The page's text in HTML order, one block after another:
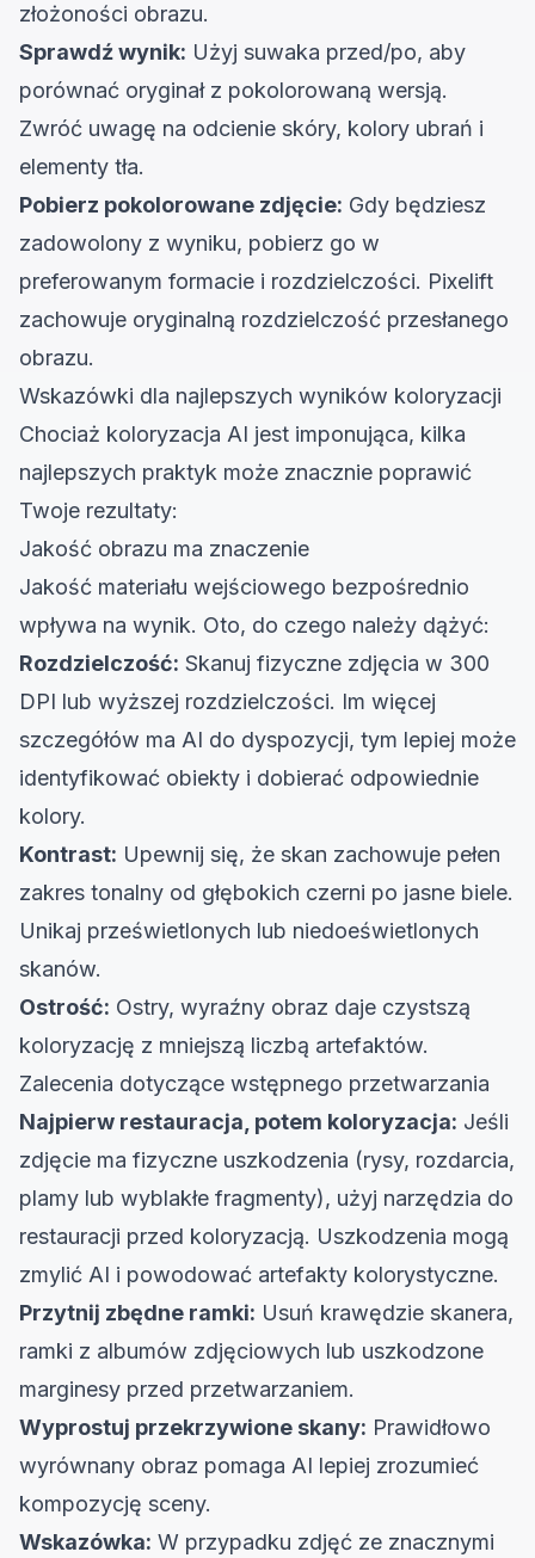
złożoności obrazu.
Sprawdź wynik: Użyj suwaka przed/po, aby
porównać oryginał z pokolorowaną wersją.
Zwróć uwagę na odcienie skóry, kolory ubrań i
elementy tła.
Pobierz pokolorowane zdjęcie: Gdy będziesz
zadowolony z wyniku, pobierz go w
preferowanym formacie i rozdzielczości. Pixelift
zachowuje oryginalną rozdzielczość przesłanego
obrazu.
Wskazówki dla najlepszych wyników koloryzacji
Chociaż koloryzacja AI jest imponująca, kilka
najlepszych praktyk może znacznie poprawić
Twoje rezultaty:
Jakość obrazu ma znaczenie
Jakość materiału wejściowego bezpośrednio
wpływa na wynik. Oto, do czego należy dążyć:
Rozdzielczość: Skanuj fizyczne zdjęcia w 300
DPI lub wyższej rozdzielczości. Im więcej
szczegółów ma AI do dyspozycji, tym lepiej może
identyfikować obiekty i dobierać odpowiednie
kolory.
Kontrast: Upewnij się, że skan zachowuje pełen
zakres tonalny od głębokich czerni po jasne biele.
Unikaj prześwietlonych lub niedoeświetlonych
skanów.
Ostrość: Ostry, wyraźny obraz daje czystszą
koloryzację z mniejszą liczbą artefaktów.
Zalecenia dotyczące wstępnego przetwarzania
Najpierw restauracja, potem koloryzacja: Jeśli
zdjęcie ma fizyczne uszkodzenia (rysy, rozdarcia,
plamy lub wyblakłe fragmenty), użyj narzędzia do
restauracji przed koloryzacją. Uszkodzenia mogą
zmylić AI i powodować artefakty kolorystyczne.
Przytnij zbędne ramki: Usuń krawędzie skanera,
ramki z albumów zdjęciowych lub uszkodzone
marginesy przed przetwarzaniem.
Wyprostuj przekrzywione skany: Prawidłowo
wyrównany obraz pomaga AI lepiej zrozumieć
kompozycję sceny.
Wskazówka: W przypadku zdjęć ze znacznymi